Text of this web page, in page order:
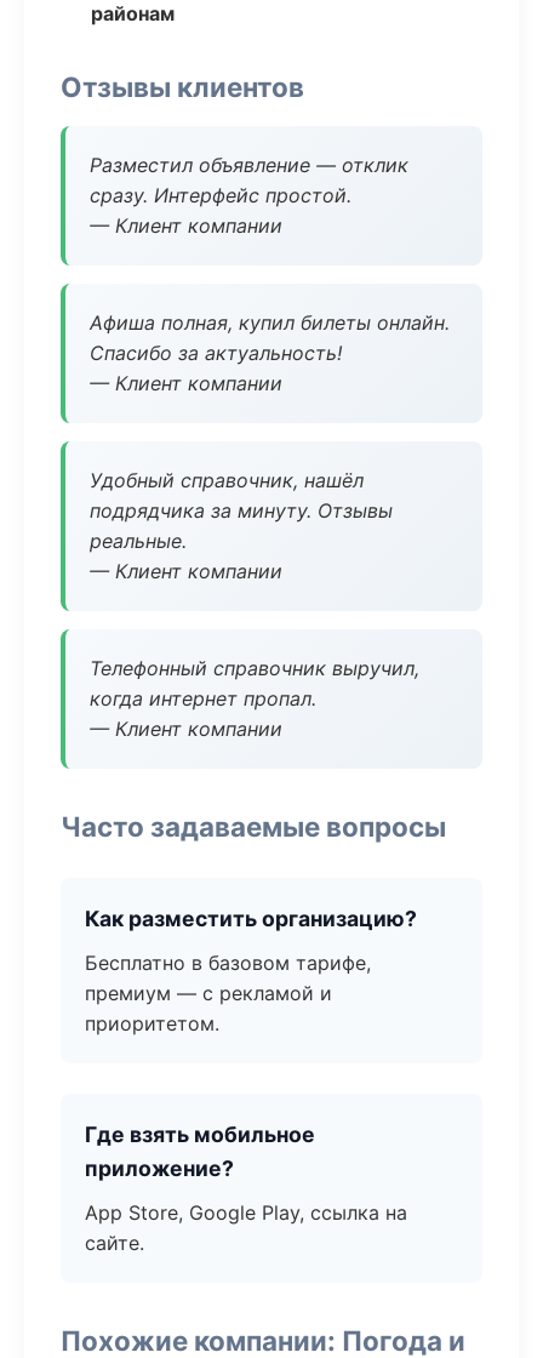
районам
Отзывы клиентов
Разместил объявление — отклик
сразу. Интерфейс простой.
— Клиент компании
Афиша полная, купил билеты онлайн.
Спасибо за актуальность!
— Клиент компании
Удобный справочник, нашёл
подрядчика за минуту. Отзывы
реальные.
— Клиент компании
Телефонный справочник выручил,
когда интернет пропал.
— Клиент компании
Часто задаваемые вопросы
Как разместить организацию?
Бесплатно в базовом тарифе,
премиум — с рекламой и
приоритетом.
Где взять мобильное
приложение?
App Store, Google Play, ссылка на
сайте.
Похожие компании: Погода и